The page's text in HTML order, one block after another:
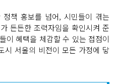
정책 홍보를 넘어, 시민들이 겪는
든든한 조력자임을 확인시켜 준
이 혜택을 체감할 수 있는 접점이
시 서울의 비전이 모든 가정에 닿